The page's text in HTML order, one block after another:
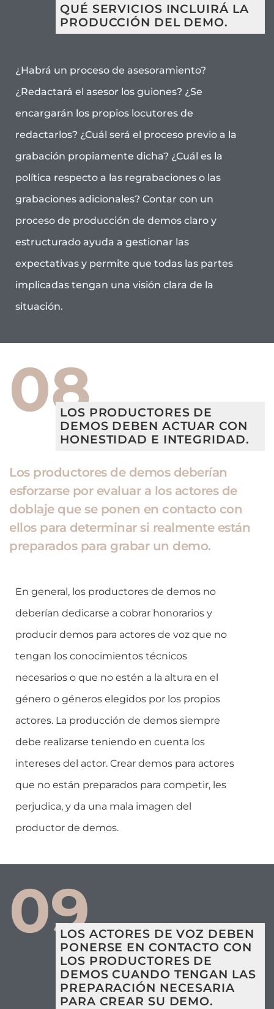
QUÉ SERVICIOS INCLUIRÁ LA
PRODUCCIÓN DEL DEMO.
¿Habrá un proceso de asesoramiento?
¿Redactará el asesor los guiones? ¿Se
encargarán los propios locutores de
redactarlos? ¿Cuál será el proceso previo a la
grabación propiamente dicha? ¿Cuál es la
política respecto a las regrabaciones o las
grabaciones adicionales? Contar con un
proceso de producción de demos claro y
estructurado ayuda a gestionar las
expectativas y permite que todas las partes
implicadas tengan una visión clara de la
situación.
08LOS PRODUCTORES DE
DEMOS DEBEN ACTUAR CON
HONESTIDAD E INTEGRIDAD.
Los productores de demos deberían
esforzarse por evaluar a los actores de
doblaje que se ponen en contacto con
ellos para determinar si realmente están
preparados para grabar un demo.
En general, los productores de demos no
deberían dedicarse a cobrar honorarios y
producir demos para actores de voz que no
tengan los conocimientos técnicos
necesarios o que no estén a la altura en el
género o géneros elegidos por los propios
actores. La producción de demos siempre
debe realizarse teniendo en cuenta los
intereses del actor. Crear demos para actores
que no están preparados para competir, les
perjudica, y da una mala imagen del
productor de demos.
09LOS ACTORES DE VOZ DEBEN
PONERSE EN CONTACTO CON
LOS PRODUCTORES DE
DEMOS CUANDO TENGAN LAS
PREPARACIÓN NECESARIA
PARA CREAR SU DEMO.